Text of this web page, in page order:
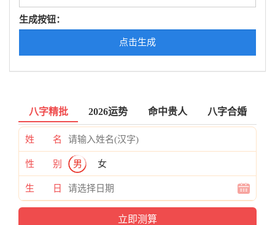
生成按钮：
点击生成
八字精批 2026运势 命中贵人 八字合婚
姓 名
性 别 男 女
生 日